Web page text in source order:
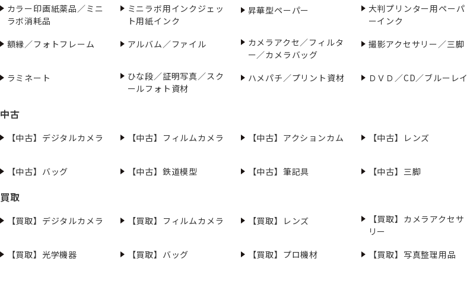
カラー印画紙薬品／ミニ
ラボ消耗品
ミニラボ用インクジェッ
ト用紙インク
昇華型ペーパー
大判プリンター用ペーパ
ーインク
額縁／フォトフレーム
アルバム／ファイル
カメラアクセ／フィルタ
ー／カメラバッグ
撮影アクセサリー／三脚
ラミネート
ひな段／証明写真／スク
ールフォト資材
ハメパチ／プリント資材 ＤＶＤ／CD／ブルーレイ
中古
【中古】デジタルカメラ 【中古】フィルムカメラ 【中古】アクションカム 【中古】レンズ
【中古】バッグ 【中古】鉄道模型 【中古】筆記具 【中古】三脚
買取
【買取】デジタルカメラ 【買取】フィルムカメラ 【買取】レンズ
【買取】カメラアクセサ
リー
【買取】光学機器
【買取】バッグ 【買取】プロ機材 【買取】写真整理用品